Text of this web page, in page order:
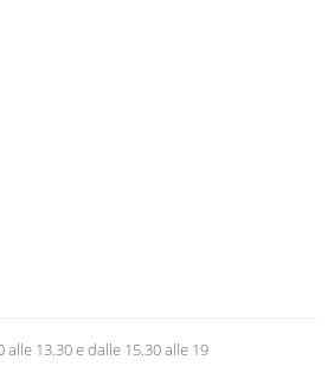
alle 13.30 e dalle 15.30 alle 19